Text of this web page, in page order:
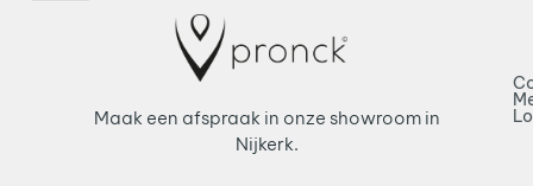
Maak een afspraak in onze showroom in
Nijkerk.